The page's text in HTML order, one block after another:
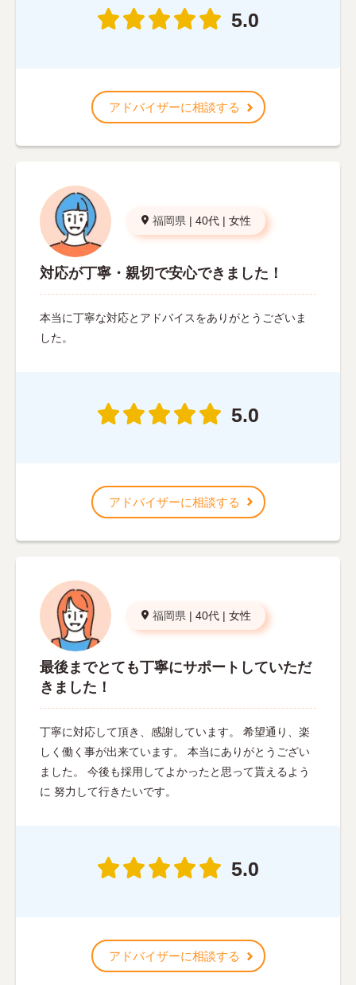
5.0
アドバイザーに相談する
福岡県 | 40代 | 女性
対応が丁寧・親切で安心できました！
本当に丁寧な対応とアドバイスをありがとうございま
した。
5.0
アドバイザーに相談する
福岡県 | 40代 | 女性
最後までとても丁寧にサポートしていただ
きました！
丁寧に対応して頂き、感謝しています。 希望通り、楽
しく働く事が出来ています。 本当にありがとうござい
ました。 今後も採用してよかったと思って貰えるよう
に 努力して行きたいです。
5.0
アドバイザーに相談する